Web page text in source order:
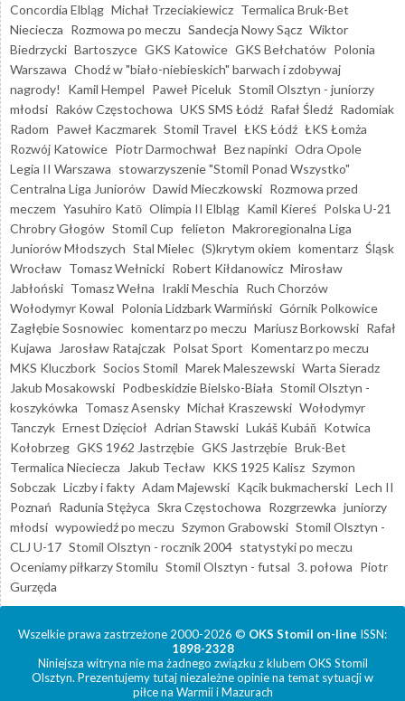
Concordia Elbląg Michał Trzeciakiewicz Termalica Bruk-Bet
Nieciecza Rozmowa po meczu Sandecja Nowy Sącz Wiktor
Biedrzycki Bartoszyce GKS Katowice GKS Bełchatów Polonia
Warszawa Chodź w "biało-niebieskich" barwach i zdobywaj
nagrody!
Kamil Hempel Paweł Piceluk Stomil Olsztyn - juniorzy
młodsi Raków Częstochowa UKS SMS Łódź Rafał Śledź Radomiak
Radom Paweł Kaczmarek Stomil Travel ŁKS Łódź ŁKS Łomża
Rozwój Katowice Piotr Darmochwał Bez napinki Odra Opole
Legia II Warszawa stowarzyszenie "Stomil Ponad Wszystko"
Centralna Liga Juniorów Dawid Mieczkowski Rozmowa przed
meczem Yasuhiro Katō Olimpia II Elbląg Kamil Kiereś Polska U-21
Chrobry Głogów Stomil Cup felieton Makroregionalna Liga
Juniorów Młodszych Stal Mielec (S)krytym okiem komentarz Śląsk
Wrocław Tomasz Wełnicki Robert Kiłdanowicz Mirosław
Jabłoński Tomasz Wełna Irakli Meschia Ruch Chorzów
Wołodymyr Kowal Polonia Lidzbark Warmiński Górnik Polkowice
Zagłębie Sosnowiec komentarz po meczu Mariusz Borkowski Rafał
Kujawa
Jarosław Ratajczak Polsat Sport Komentarz po meczu
MKS Kluczbork Socios Stomil Marek Maleszewski Warta Sieradz
Jakub Mosakowski Podbeskidzie Bielsko-Biała Stomil Olsztyn -
koszykówka Tomasz Asensky Michał Kraszewski Wołodymyr
Tanczyk Ernest Dzięcioł Adrian Stawski Lukáš Kubáň Kotwica
Kołobrzeg GKS 1962 Jastrzębie GKS Jastrzębie Bruk-Bet
Termalica Nieciecza
Jakub Tecław KKS 1925 Kalisz Szymon
Sobczak Liczby i fakty Adam Majewski Kącik bukmacherski Lech II
Poznań Radunia Stężyca Skra Częstochowa Rozgrzewka juniorzy
młodsi wypowiedź po meczu Szymon Grabowski Stomil Olsztyn -
CLJ U-17 Stomil Olsztyn - rocznik 2004 statystyki po meczu
Oceniamy piłkarzy Stomilu Stomil Olsztyn - futsal 3. połowa Piotr
Gurzęda
Wszelkie prawa zastrzeżone 2000-2026 © OKS Stomil on-line ISSN:
1898-2328
Niniejsza witryna nie ma żadnego związku z klubem OKS Stomil
Olsztyn. Prezentujemy tutaj niezależne opinie na temat sytuacji w
piłce na Warmii i Mazurach